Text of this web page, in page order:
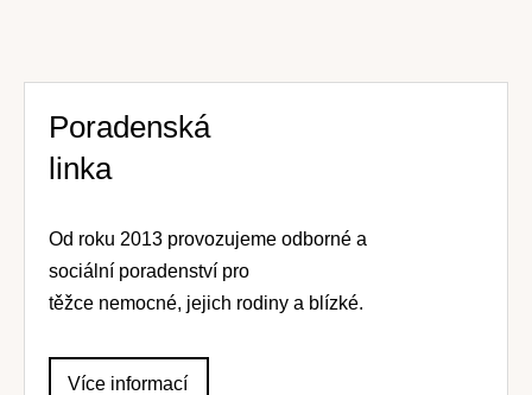
Poradenská
linka
Od roku 2013 provozujeme odborné a
sociální poradenství pro
těžce nemocné, jejich rodiny a blízké.
Více informací